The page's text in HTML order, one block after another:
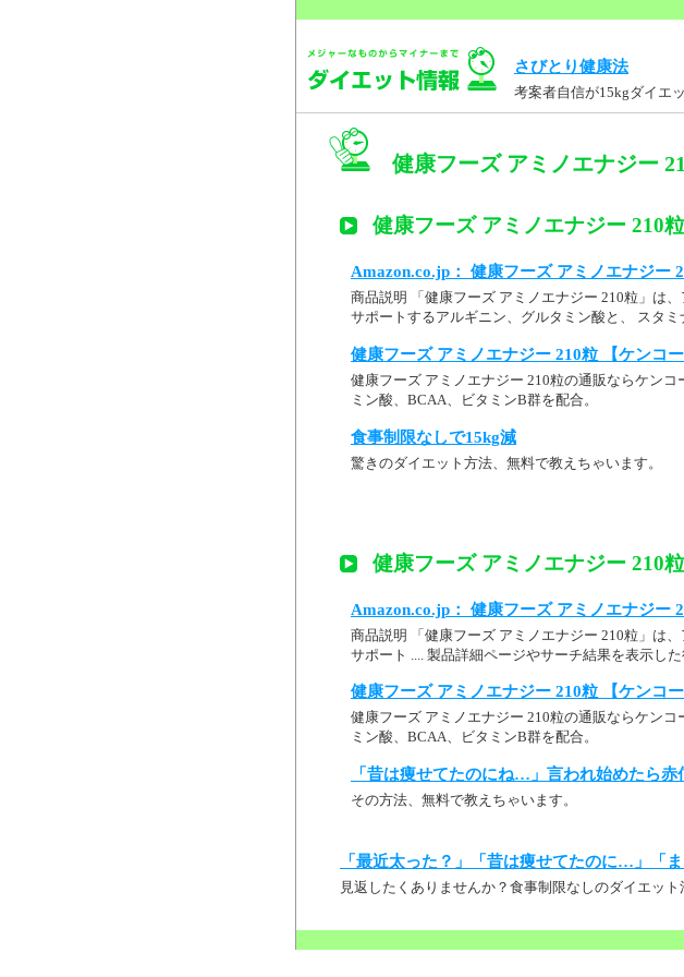
さびとり健康法
考案者自信が15kgダイエ
健康フーズ アミノエナジー
健康フーズ アミノエナジー 210
Amazon.co.jp： 健康フーズ アミノエナジー
商品説明 「健康フーズ アミノエナジー 210粒」は
サポートするアルギニン、グルタミン酸と、 スタ
健康フーズ アミノエナジー 210粒 【ケンコー
健康フーズ アミノエナジー 210粒の通販ならケン
ミン酸、BCAA、ビタミンB群を配合。
食事制限なしで15kg減
驚きのダイエット方法、無料で教えちゃいます。
健康フーズ アミノエナジー 210
Amazon.co.jp： 健康フーズ アミノエナジー
商品説明 「健康フーズ アミノエナジー 210粒」は
サポート .... 製品詳細ページやサーチ結果を表示した
健康フーズ アミノエナジー 210粒 【ケンコー
健康フーズ アミノエナジー 210粒の通販ならケン
ミン酸、BCAA、ビタミンB群を配合。
「昔は痩せてたのにね…」言われ始めたら
その方法、無料で教えちゃいます。
「最近太った？」「昔は痩せてたのに…」「ま
見返したくありませんか？食事制限なしのダイエット